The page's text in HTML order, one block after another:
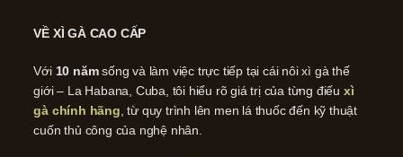
VỀ XÌ GÀ CAO CẤP
Với 10 nămsống và làm việc trực tiếp tại cái nôi xì gà thế
giới – La Habana, Cuba, tôi hiểu rõ giá trị của từng điếu xì
gà chính hãng, từ quy trình lên men lá thuốc đến kỹ thuật
cuốn thủ công của nghệ nhân.